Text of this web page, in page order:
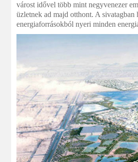
várost idővel több mint negyvenezer
üzletnek ad majd otthont. A sivatagban
energiaforrásokból nyeri minden